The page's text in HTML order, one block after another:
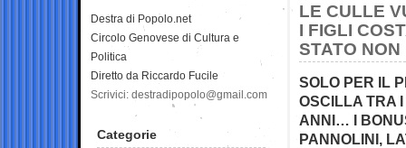
LE CULLE
I FIGLI
STATO
SOLO PER IL
OSCILLA TRA I
ANNI… I
PANNOLINI,
Destra di Popolo.net
Circolo Genovese di Cultura e
Politica
Diretto da Riccardo Fucile
Scrivici: destradipopolo@gmail.com
Categorie